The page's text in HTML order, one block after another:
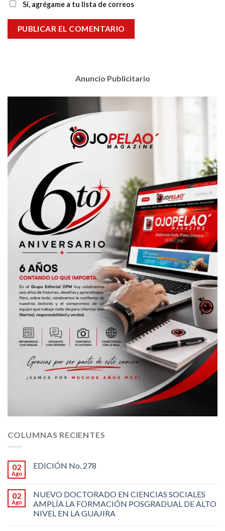
Sí, agrégame a tu lista de correos
Anuncio Publicitario
COLUMNAS RECIENTES
02
Ago
EDICIÓN No. 278
02
Ago
NUEVO DOCTORADO EN CIENCIAS SOCIALES
AMPLÍA LA FORMACIÓN POSGRADUAL DE ALTO
NIVEL EN LA GUAJIRA